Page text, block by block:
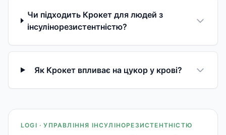
Чи підходить Крокет для людей з
інсулінорезистентністю?
Як Крокет впливає на цукор у крові?
LOGI · УПРАВЛІННЯ ІНСУЛІНОРЕЗИСТЕНТНІСТЮ